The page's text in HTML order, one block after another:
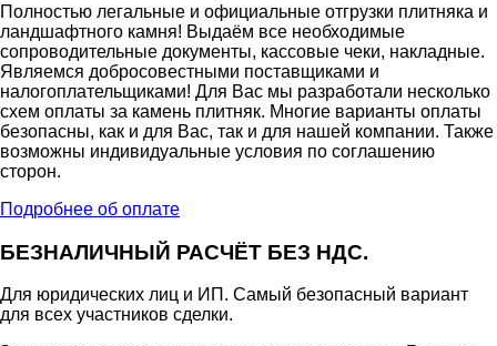
Полностью легальные и официальные отгрузки плитняка и
ландшафтного камня! Выдаём все необходимые
сопроводительные документы, кассовые чеки, накладные.
Являемся добросовестными поставщиками и
налогоплательщиками! Для Вас мы разработали несколько
схем оплаты за камень плитняк. Многие варианты оплаты
безопасны, как и для Вас, так и для нашей компании. Также
возможны индивидуальные условия по соглашению
сторон.
Подробнее об оплате
БЕЗНАЛИЧНЫЙ РАСЧЁТ БЕЗ НДС.
Для юридических лиц и ИП. Самый безопасный вариант
для всех участников сделки.